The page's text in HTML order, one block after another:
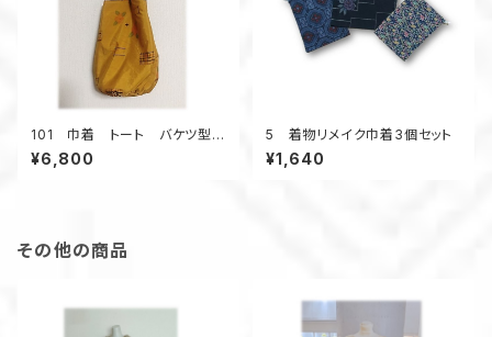
101 巾着 トート バケツ型
大島紬リメイク 椿模様 ゴー
ルドカラー ウッドリング ポケ
¥6,800
5 着物リメイク巾着3個セット
¥1,640
その他の商品